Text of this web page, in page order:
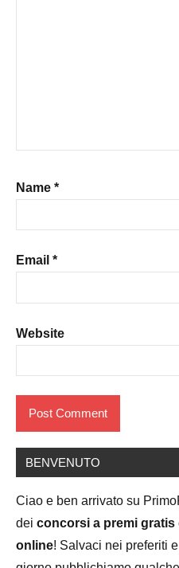
Name *
Email *
Website
BENVENUTO
Ciao e ben arrivato su
dei concorsi a premi gratis
online! Salvaci nei preferiti